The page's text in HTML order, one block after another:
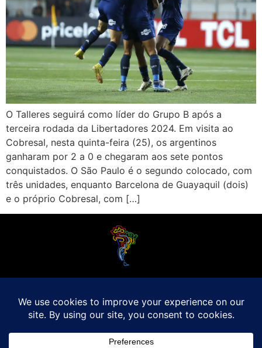
O Talleres seguirá como líder do Grupo B após a
terceira rodada da Libertadores 2024. Em visita ao
Cobresal, nesta quinta-feira (25), os argentinos
ganharam por 2 a 0 e chegaram aos sete pontos
conquistados. O São Paulo é o segundo colocado, com
três unidades, enquanto Barcelona de Guayaquil (dois)
e o próprio Cobresal, com […]
quer mesmo é saber de tudo, desde a final do Brasileirão até a 5a rodada do
Peruano, com a mesma seriedade e com a mesma paixão.Leia Mais
Entre em contato conosco:comercial@futebolatino.com.br